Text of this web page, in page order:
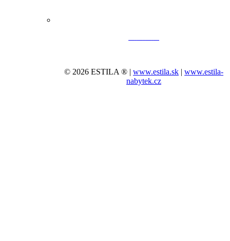
© 2026 ESTILA ® |www.estila.sk |www.estila-
nabytek.cz